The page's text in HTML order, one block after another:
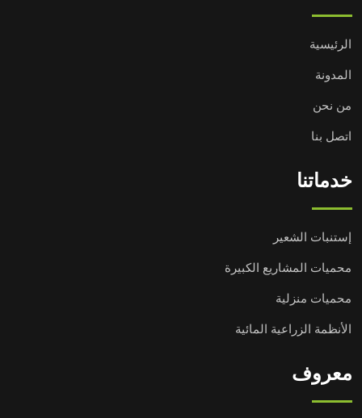
الرئيسية
المدونة
من نحن
اتصل بنا
خدماتنا
إستنبات الشعير
محميات المشاريع الكبيرة
محميات منزلية
الأنظمة الزراعية المائية
معروف